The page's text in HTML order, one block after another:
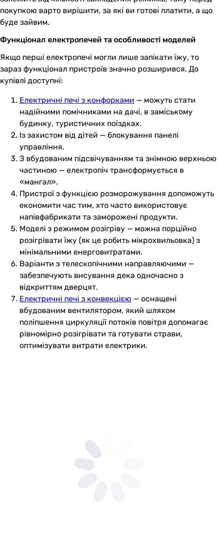
покупкою варто вирішити, за які ви готові платити, а що
буде зайвим.
Функціонал електропечей та особливості моделей
Якщо перші електропечі могли лише запікати їжу, то
зараз функціонал пристроїв значно розширився. До
купівлі доступні:
Електричні печі з конфорками — можуть стати
надійними помічниками на дачі, в заміському
будинку, туристичних поїздках.
Із захистом від дітей — блокування панелі
управління.
З вбудованим підсвічуванням та знімною верхньою
частиною — електропіч трансформується в
«мангал».
Пристрої з функцією розморожування допоможуть
економити час тим, хто часто використовує
напівфабрикати та заморожені продукти.
Моделі з режимом розігріву — можна порційно
розігрівати їжу (як це робить мікрохвильовка) з
мінімальними енерговитратами.
Варіанти з телескопічними направляючими —
забезпечують висування дека одночасно з
відкриттям дверцят.
Електричні печі з конвекцією — оснащені
вбудованим вентилятором, який шляхом
поліпшення циркуляції потоків повітря допомагає
рівномірно розігрівати та готувати страви,
оптимізувати витрати електрики.